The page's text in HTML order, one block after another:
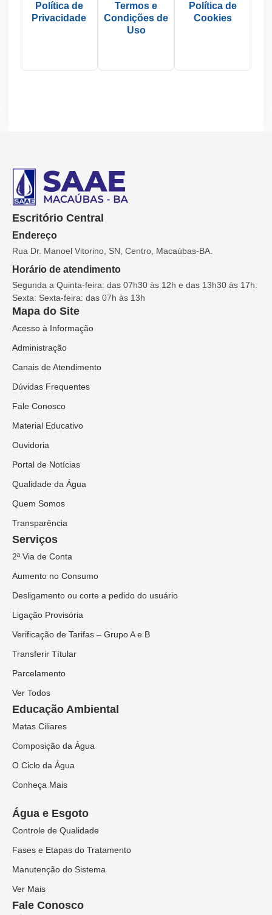
Política de
Privacidade
Termos e
Condições de
Uso
Política de
Cookies
Escritório Central
Endereço
Rua Dr. Manoel Vitorino, SN, Centro, Macaúbas-BA.
Horário de atendimento
Segunda a Quinta-feira: das 07h30 às 12h e das 13h30 às 17h.
Sexta: Sexta-feira: das 07h às 13h
Mapa do Site
Acesso à Informação
Administração
Canais de Atendimento
Dúvidas Frequentes
Fale Conosco
Material Educativo
Ouvidoria
Portal de Notícias
Qualidade da Água
Quem Somos
Transparência
Serviços
2ª Via de Conta
Aumento no Consumo
Desligamento ou corte a pedido do usuário
Ligação Provisória
Verificação de Tarifas – Grupo A e B
Transferir Títular
Parcelamento
Ver Todos
Educação Ambiental
Matas Ciliares
Composição da Água
O Ciclo da Água
Conheça Mais
Água e Esgoto
Controle de Qualidade
Fases e Etapas do Tratamento
Manutenção do Sistema
Ver Mais
Fale Conosco